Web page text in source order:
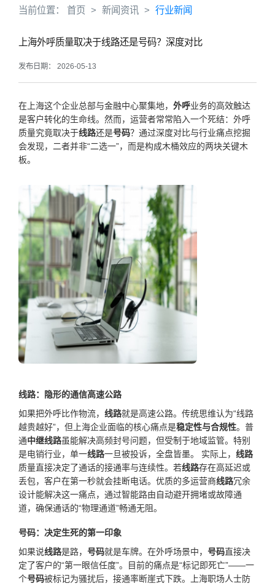
当前位置： 首页 > 新闻资讯 > 行业新闻
上海外呼质量取决于线路还是号码？深度对比
发布日期： 2026-05-13
在上海这个企业总部与金融中心聚集地， 外呼业务的高效触达
是客户转化的生命线。然而，运营者常常陷入一个死结：外呼
质量究竟取决于线路还是号码？通过深度对比与行业痛点挖掘
会发现，二者并非“二选一”，而是构成木桶效应的两块关键木
板。
线路：隐形的通信高速公路
如果把外呼比作物流， 线路就是高速公路。传统思维认为“线路
越贵越好”，但上海企业面临的核心痛点是稳定性与合规性。普
通中继线路虽能解决高频封号问题，但受制于地域监管。特别
是电销行业，单一线路一旦被投诉，全盘皆墨。 实际上， 线路
质量直接决定了通话的接通率与连续性。若线路存在高延迟或
丢包，客户在第一秒就会挂断电话。优质的多运营商线路冗余
设计能解决这一痛点，通过智能路由自动避开拥堵或故障通
道，确保通话的“物理通道”畅通无阻。
号码：决定生死的第一印象
如果说线路是路， 号码就是车牌。在外呼场景中， 号码直接决
定了客户的“第一眼信任度”。目前的痛点是“标记即死亡”——一
个号码被标记为骚扰后，接通率断崖式下跌。上海职场人士防